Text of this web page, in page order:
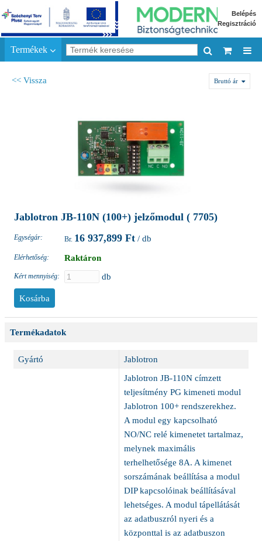
Belépés
Regisztráció
Termékek
<< Vissza Bruttó ár
Jablotron JB-110N (100+) jelzőmodul ( 7705)
Egységár: 16 937,899 Ft / db
Elérhetőség: Raktáron
Kért mennyiség: db
Termékadatok
Gyártó Jablotron
Jablotron JB-110N címzett
teljesítmény PG kimeneti modul
Jablotron 100+ rendszerekhez.
A modul egy kapcsolható
NO/NC relé kimenetet tartalmaz,
melynek maximális
terhelhetősége 8A. A kimenet
sorszámának beállítása a modul
DIP kapcsolóinak beállításával
lehetséges. A modul tápellátását
az adatbuszról nyeri és a
központtal is az adatbuszon